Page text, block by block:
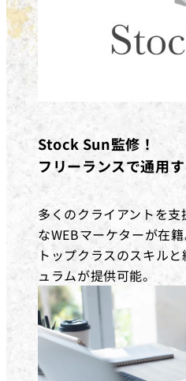
Stock Sun監修！
フリーランスで通用
多くのクライアントを
なWEBマーケターが在籍
トップクラスのスキル
ュラムが提供可能。